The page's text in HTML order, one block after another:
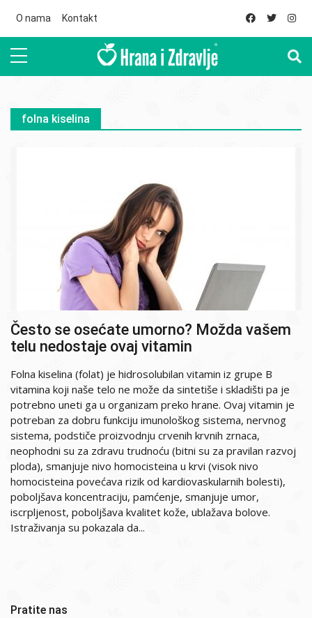
O nama Kontakt
folna kiselina
Često se osećate umorno? Možda vašem
telu nedostaje ovaj vitamin
Folna kiselina (folat) je hidrosolubilan vitamin iz grupe B
vitamina koji naše telo ne može da sintetiše i skladišti pa je
potrebno uneti ga u organizam preko hrane. Ovaj vitamin je
potreban za dobru funkciju imunološkog sistema, nervnog
sistema, podstiče proizvodnju crvenih krvnih zrnaca,
neophodni su za zdravu trudnoću (bitni su za pravilan razvoj
ploda), smanjuje nivo homocisteina u krvi (visok nivo
homocisteina povećava rizik od kardiovaskularnih bolesti),
poboljšava koncentraciju, pamćenje, smanjuje umor,
iscrpljenost, poboljšava kvalitet kože, ublažava bolove.
Istraživanja su pokazala da...
Pratite nas